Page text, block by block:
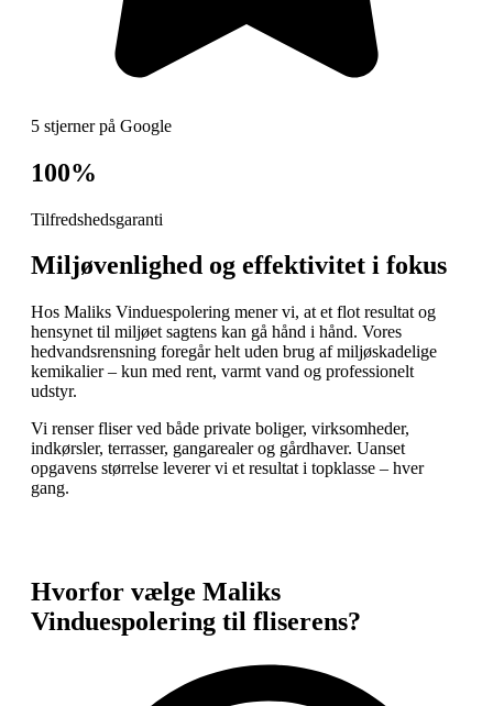
5 stjerner på Google
100%
Tilfredshedsgaranti
Miljøvenlighed og effektivitet i fokus
Hos Maliks Vinduespolering mener vi, at et flot resultat og
hensynet til miljøet sagtens kan gå hånd i hånd. Vores
hedvandsrensning foregår helt uden brug af miljøskadelige
kemikalier – kun med rent, varmt vand og professionelt
udstyr.
Vi renser fliser ved både private boliger, virksomheder,
indkørsler, terrasser, gangarealer og gårdhaver. Uanset
opgavens størrelse leverer vi et resultat i topklasse – hver
gang.
Hvorfor vælge Maliks
Vinduespolering til fliserens?